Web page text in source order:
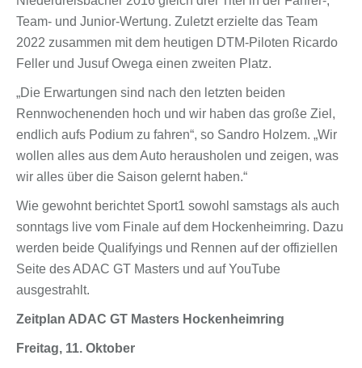
Team- und Junior-Wertung. Zuletzt erzielte das Team
2022 zusammen mit dem heutigen DTM-Piloten Ricardo
Feller und Jusuf Owega einen zweiten Platz.
„Die Erwartungen sind nach den letzten beiden
Rennwochenenden hoch und wir haben das große Ziel,
endlich aufs Podium zu fahren“, so Sandro Holzem. „Wir
wollen alles aus dem Auto herausholen und zeigen, was
wir alles über die Saison gelernt haben.“
Wie gewohnt berichtet Sport1 sowohl samstags als auch
sonntags live vom Finale auf dem Hockenheimring. Dazu
werden beide Qualifyings und Rennen auf der offiziellen
Seite des ADAC GT Masters und auf YouTube
ausgestrahlt.
Zeitplan ADAC GT Masters Hockenheimring
Freitag, 11. Oktober